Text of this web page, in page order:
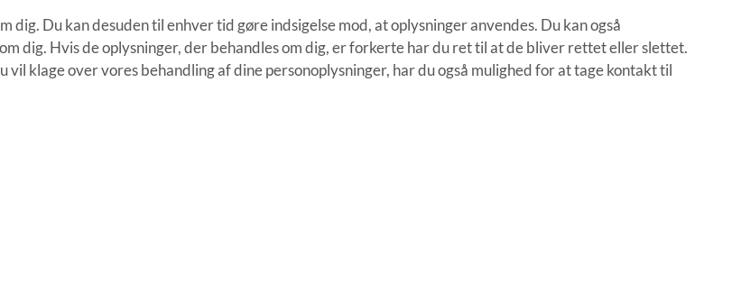
Du kan desuden til enhver tid gøre indsigelse mod, at oplysninger anvendes. Du kan også
dig. Hvis de oplysninger, der behandles om dig, er forkerte har du ret til at de bliver rettet eller slettet.
vil klage over vores behandling af dine personoplysninger, har du også mulighed for at tage kontakt til